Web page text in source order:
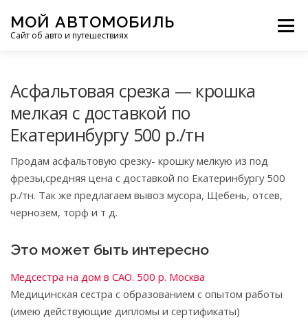
содержимому
МОЙ АВТОМОБИЛЬ
Сайт об авто и путешествиях
Меню
МОТОЦИКЛЫ ЭТО ИНТЕРЕСНО
ФОТООТЧЕТЫ ОСТАЛЬНОЕ
Асфальтовая срезка — крошка
мелкая с доставкой по
Екатеринбургу 500 р./тн
Продам асфальтовую срезку- крошку мелкую из под
фрезы,средняя цена с доставкой по Екатеринбургу 500
р./тн. Так же предлагаем вывоз мусора, Щебень, отсев,
чернозем, торф и т д.
Это может быть интересно
Медсестра на дом в САО. 500 р. Москва
Медицинская сестра с образованием с опытом работы
(имею действующие дипломы и сертификаты)